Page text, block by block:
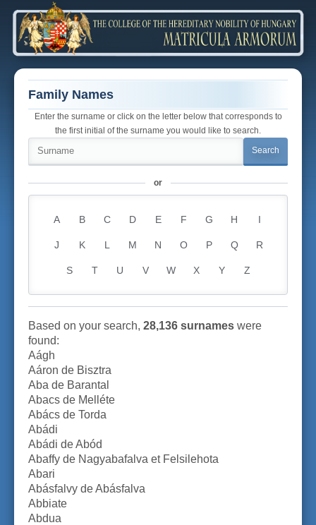
Family Names
Enter the surname or click on the letter below that corresponds to
the first initial of the surname you would like to search.
Search
or
A B C D E F G H I
J K L M N O P Q R
S T U V W X Y Z
Based on your search, 28,136 surnames were
found:
Aágh
Aáron de Bisztra
Aba de Barantal
Abacs de Melléte
Abács de Torda
Abádi
Abádi de Abód
Abaffy de Nagyabafalva et Felsilehota
Abari
Abásfalvy de Abásfalva
Abbiate
Abdua